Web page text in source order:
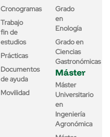
Cronogramas
Trabajo
fin de
estudios
Prácticas
Documentos
de ayuda
Movilidad
Grado
en
Enología
Grado en
Ciencias
Gastronómicas
Máster
Máster
Universitario
en
Ingeniería
Agronómica